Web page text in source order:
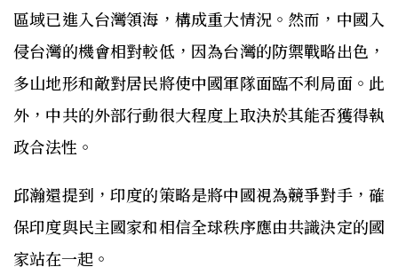
區域已進入台灣領海，構成重大情況。然而，中國入
侵台灣的機會相對較低，因為台灣的防禦戰略出色，
多山地形和敵對居民將使中國軍隊面臨不利局面。此
外，中共的外部行動很大程度上取決於其能否獲得執
政合法性。
邱瀚還提到，印度的策略是將中國視為競爭對手，確
保印度與民主國家和相信全球秩序應由共識決定的國
家站在一起。